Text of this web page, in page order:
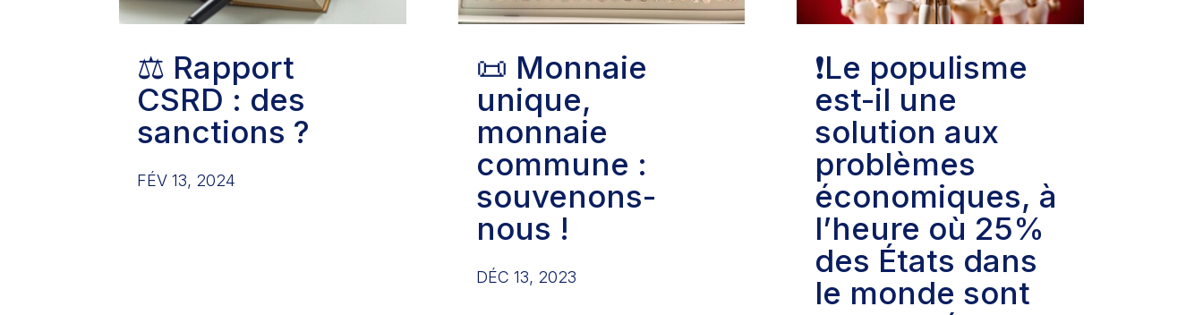
⚖️ Rapport
CSRD : des
sanctions ?
FÉV 13, 2024
📜 Monnaie
unique,
monnaie
commune :
souvenons-
nous !
DÉC 13, 2023
❗️Le populisme
est-il une
solution aux
problèmes
économiques, à
l’heure où 25%
des États dans
le monde sont